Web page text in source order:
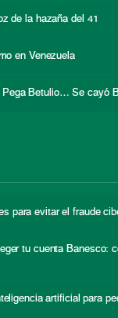
de la hazaña del 41
en Venezuela
Betulio… Se cayó
para evitar el fraude
tu cuenta Banesco:
artificial para